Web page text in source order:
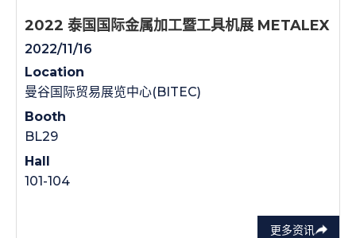
更多资讯
2022 泰国国际金属加工暨工具机展 METALEX
2022/11/16
Location
曼谷国际贸易展览中心(BITEC)
Booth
BL29
Hall
101-104